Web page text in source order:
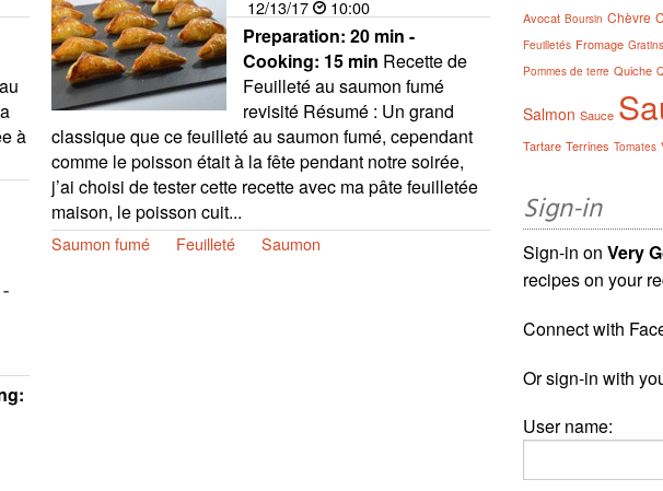
à
12/13/17
10:00
Preparation: 20 min -
Cooking: 15 min Recette de
Feuilleté au saumon fumé
revisité Résumé : Un grand
classique que ce feuilleté au saumon fumé, cependant
comme le poisson était à la fête pendant notre soirée,
j’ai choisi de tester cette recette avec ma pâte feuilletée
maison, le poisson cuit...
Saumon fumé Feuilleté Saumon
Avocat Boursin Chèvre
Feuilletés Fromage Gratins
Pommes de terre Quiche
Salmon Sauce
Tartare Terrines Tomates
Sign-in
Sign-in onVery
recipes on your
Connect with
Or sign-in with
User name: